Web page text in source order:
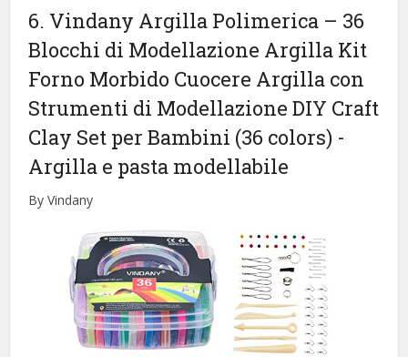
6. Vindany Argilla Polimerica – 36
Blocchi di Modellazione Argilla Kit
Forno Morbido Cuocere Argilla con
Strumenti di Modellazione DIY Craft
Clay Set per Bambini (36 colors) -
Argilla e pasta modellabile
By Vindany